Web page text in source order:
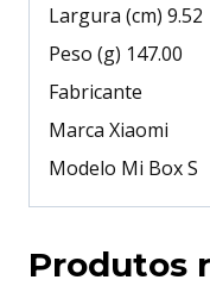
Largura (cm) 9.52
Peso (g) 147.00
Fabricante
Marca Xiaomi
Modelo Mi Box S
Produtos